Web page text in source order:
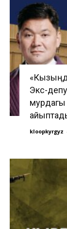
Экс-
мурдагы
kloopkyrgyz -